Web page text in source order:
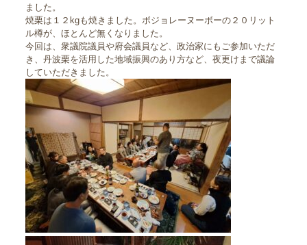
ました。
焼栗は１２kgも焼きました。ボジョレーヌーボーの２０リット
ル樽が、ほとんど無くなりました。
今回は、衆議院議員や府会議員など、政治家にもご参加いただ
き、丹波栗を活用した地域振興のあり方など、夜更けまで議論
していただきました。